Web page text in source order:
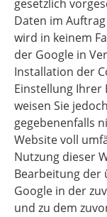
gesetzlich
Daten im
wird in keinem
der Google in
Installation der
Einstellung Ihrer
weisen Sie
gegebenenfalls
Website voll
Nutzung dieser
Bearbeitung der
Google in der
und zu dem